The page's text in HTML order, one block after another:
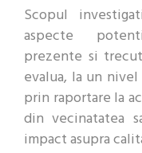
Scopul
aspecte
prezente si
evalua, la un
prin raportare la
din vecinatatea
impact asupra